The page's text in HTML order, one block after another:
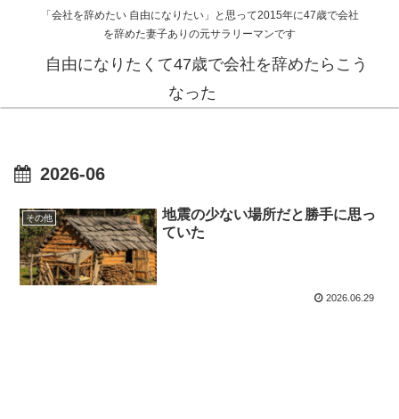
「会社を辞めたい 自由になりたい」と思って2015年に47歳で会社
を辞めた妻子ありの元サラリーマンです
自由になりたくて47歳で会社を辞めたらこう
なった
2026-06
その他
地震の少ない場所だと勝手に思っ
ていた
2026.06.29